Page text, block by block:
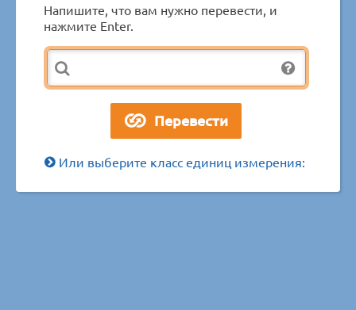
Напишите, что вам нужно перевести, и
нажмите Enter.
Или выберите класс единиц измерения: